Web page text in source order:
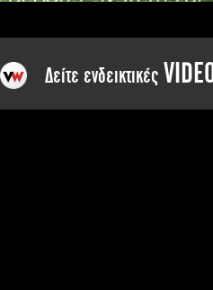
Δείτε ενδεικτικές